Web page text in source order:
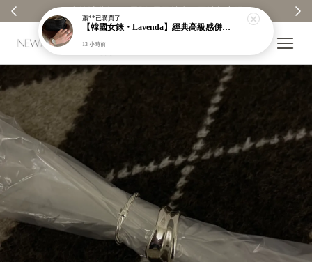
蕭**已購買了
【韓國女錶・Lavenda】經典高級感併接色羅馬錶｜磨砂細閃錶面｜一看就很貴【nk61】
13 小時前